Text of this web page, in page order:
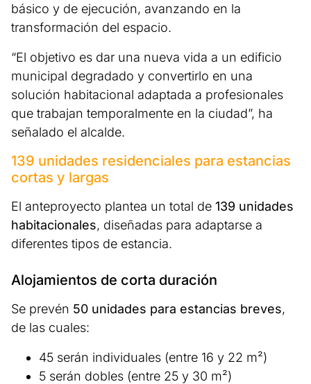
básico y de ejecución, avanzando en la
transformación del espacio.
“El objetivo es dar una nueva vida a un edificio
municipal degradado y convertirlo en una
solución habitacional adaptada a profesionales
que trabajan temporalmente en la ciudad”, ha
señalado el alcalde.
139 unidades residenciales para estancias
cortas y largas
El anteproyecto plantea un total de 139 unidades
habitacionales, diseñadas para adaptarse a
diferentes tipos de estancia.
Alojamientos de corta duración
Se prevén 50 unidades para estancias breves,
de las cuales:
45 serán individuales (entre 16 y 22 m²)
5 serán dobles (entre 25 y 30 m²)